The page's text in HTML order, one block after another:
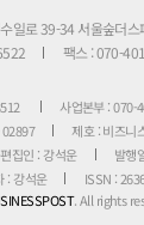
일로 39-34 서울숲더
팩스 : 070-
사업본부 : 070-
02897
제호 : 비즈니
편집인 : 강석운
발행
: 강석운
ISSN :
. All rights